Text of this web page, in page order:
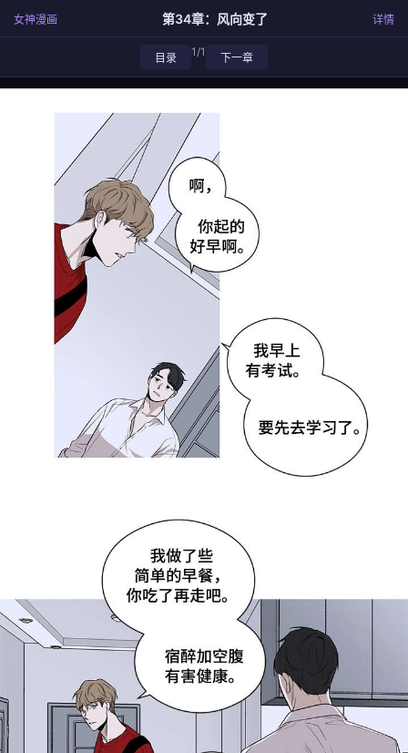
女神漫画 第34章：风向变了 详情
目录 1/1 下一章